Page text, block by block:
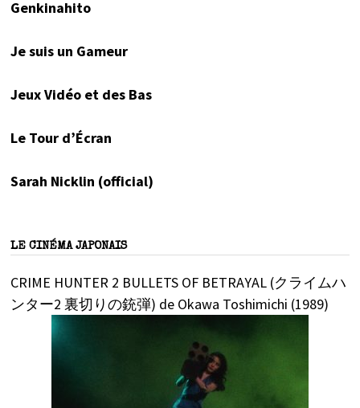
Genkinahito
Je suis un Gameur
Jeux Vidéo et des Bas
Le Tour d’Écran
Sarah Nicklin (official)
LE CINÉMA JAPONAIS
CRIME HUNTER 2 BULLETS OF BETRAYAL (クライムハ
ンター2 裏切りの銃弾) de Okawa Toshimichi (1989)